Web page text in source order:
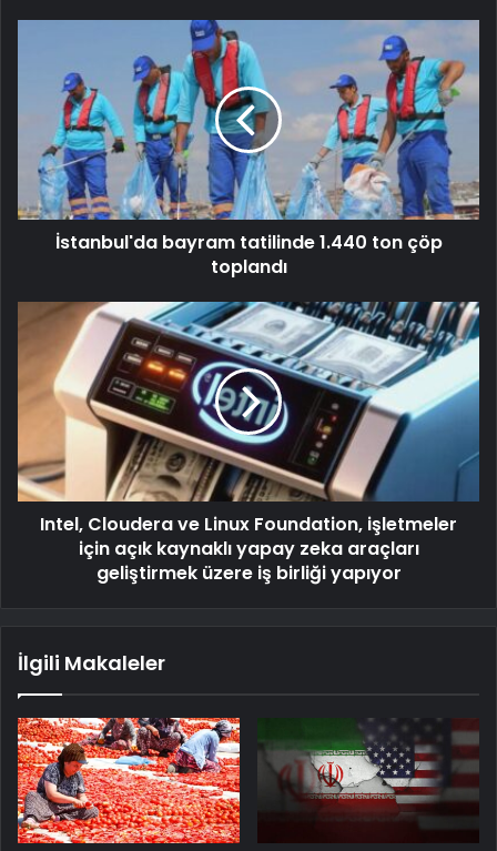
İstanbul'da bayram tatilinde 1.440 ton çöp
toplandı
Intel, Cloudera ve Linux Foundation, işletmeler
için açık kaynaklı yapay zeka araçları
geliştirmek üzere iş birliği yapıyor
İlgili Makaleler